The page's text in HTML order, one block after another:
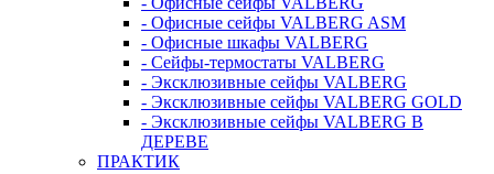
- Офисные сейфы VALBERG ASM
- Офисные шкафы VALBERG
- Сейфы-термостаты VALBERG
- Эксклюзивные сейфы VALBERG
- Эксклюзивные сейфы VALBERG GOLD
- Эксклюзивные сейфы VALBERG В
ДЕРЕВЕ
ПРАКТИК